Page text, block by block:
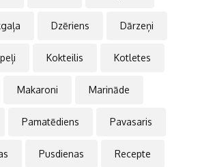
Dzēriens Dārzeņi
Kokteilis Kotletes
Makaroni Marināde
Pamatēdiens Pavasaris
Pusdienas Recepte